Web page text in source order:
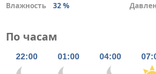
Влажность
32 %
По часам
22:00 01:00 04:00